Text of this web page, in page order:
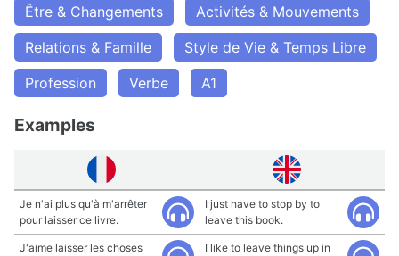
Être & Changements
Activités & Mouvements
Relations & Famille
Style de Vie & Temps Libre
Profession
Verbe A1
Examples
Je n'ai plus qu'à m'arrêter
pour laisser ce livre.
I just have to stop by to
leave this book.
J'aime laisser les choses
I like to leave things up in